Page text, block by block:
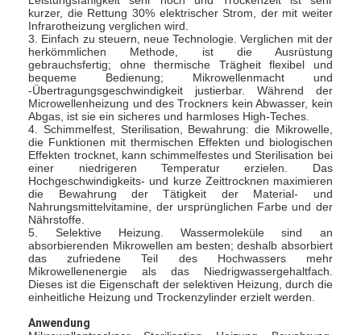
IBC-Behälter-Mischmaschine
Industrielle Schleuder
Grelle trockenere Maschine
Paddel-Trockner
Vakuumschleuder
kurzer, die Rettung 30% elektrischer Strom, der mit weiter
Infrarotheizung verglichen wird.
3. Einfach zu steuern, neue Technologie. Verglichen mit der
herkömmlichen Methode, ist die Ausrüstung
gebrauchsfertig; ohne thermische Trägheit flexibel und
bequeme Bedienung; Mikrowellenmacht und
-Übertragungsgeschwindigkeit justierbar. Während der
Microwellenheizung und des Trockners kein Abwasser, kein
Abgas, ist sie ein sicheres und harmloses High-Teches.
4. Schimmelfest, Sterilisation, Bewahrung: die Mikrowelle,
die Funktionen mit thermischen Effekten und biologischen
Effekten trocknet, kann schimmelfestes und Sterilisation bei
einer niedrigeren Temperatur erzielen. Das
Hochgeschwindigkeits- und kurze Zeittrocknen maximieren
die Bewahrung der Tätigkeit der Material- und
Nahrungsmittelvitamine, der ursprünglichen Farbe und der
Nährstoffe.
5. Selektive Heizung. Wassermoleküle sind an
absorbierenden Mikrowellen am besten; deshalb absorbiert
das zufriedene Teil des Hochwassers mehr
Mikrowellenenergie als das Niedrigwassergehaltfach.
Dieses ist die Eigenschaft der selektiven Heizung, durch die
einheitliche Heizung und Trockenzylinder erzielt werden.
Anwendung